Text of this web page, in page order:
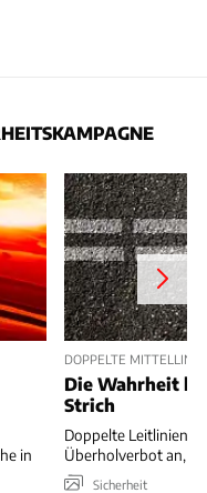
in
DOPPELTE MITTELLINIE
Die Wahrheit
Strich
Doppelte Leitlinien
Überholverbot an,
Sicherheit